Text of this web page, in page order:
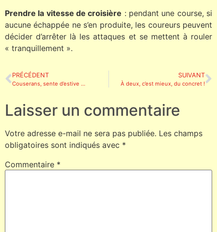
Prendre la vitesse de croisière : pendant une course, si
aucune échappée ne s’en produite, les coureurs peuvent
décider d’arrêter là les attaques et se mettent à rouler
« tranquillement ».
PRÉCÉDENT
Couserans, sente d’estive …
SUIVANT
À deux, c’est mieux, du concret !
Laisser un commentaire
Votre adresse e-mail ne sera pas publiée. Les champs
obligatoires sont indiqués avec *
Commentaire *